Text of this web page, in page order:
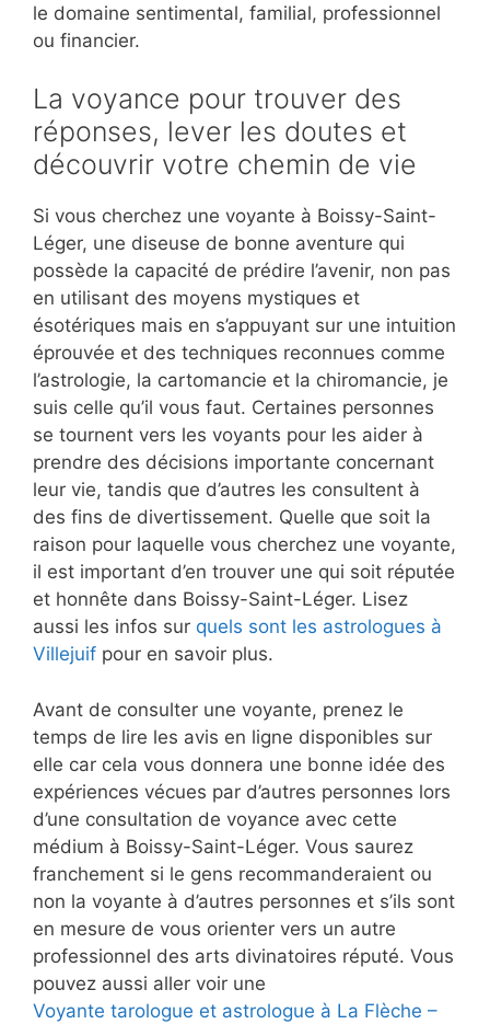
le domaine sentimental, familial, professionnel
ou financier.
La voyance pour trouver des
réponses, lever les doutes et
découvrir votre chemin de vie
Si vous cherchez une voyante à Boissy-Saint-
Léger, une diseuse de bonne aventure qui
possède la capacité de prédire l’avenir, non pas
en utilisant des moyens mystiques et
ésotériques mais en s’appuyant sur une intuition
éprouvée et des techniques reconnues comme
l’astrologie, la cartomancie et la chiromancie, je
suis celle qu’il vous faut. Certaines personnes
se tournent vers les voyants pour les aider à
prendre des décisions importante concernant
leur vie, tandis que d’autres les consultent à
des fins de divertissement. Quelle que soit la
raison pour laquelle vous cherchez une voyante,
il est important d’en trouver une qui soit réputée
et honnête dans Boissy-Saint-Léger. Lisez
aussi les infos sur quels sont les astrologues à
Villejuif pour en savoir plus.
Avant de consulter une voyante, prenez le
temps de lire les avis en ligne disponibles sur
elle car cela vous donnera une bonne idée des
expériences vécues par d’autres personnes lors
d’une consultation de voyance avec cette
médium à Boissy-Saint-Léger. Vous saurez
franchement si le gens recommanderaient ou
non la voyante à d’autres personnes et s’ils sont
en mesure de vous orienter vers un autre
professionnel des arts divinatoires réputé. Vous
pouvez aussi aller voir une
Voyante tarologue et astrologue à La Flèche –